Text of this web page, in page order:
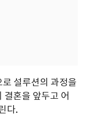
설루션의 과정을
결혼을 앞두고 어
다.